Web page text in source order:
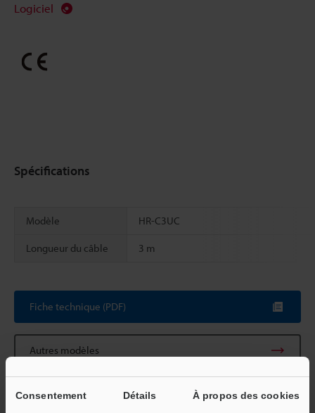
Consentement Détails À propos des cookies
Logiciel
Spécifications
Modèle HR-C3UC
Longueur du câble 3 m
Fiche technique (PDF)
Autres modèles